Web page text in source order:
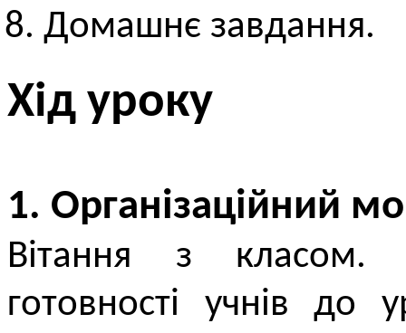
Домашнє завдання.
Хід уроку
1. Організаційний
Вітання з класом.
готовності учнів до